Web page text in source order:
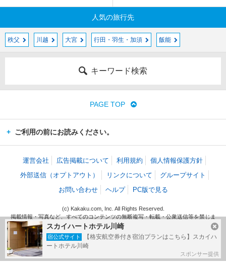
スカイハートホテル川崎
宿公式サイト
【格安航空券付き宿泊プランはこちら】スカイハ
ートホテル川崎
スポンサー提供
人気の旅行先
秩父 川越 大宮 行田・羽生・加須 飯能
キーワード検索
PAGE TOP
ご利用の前にお読みください。
運営会社 広告掲載について 利用規約
個人情報保護方針
外部送信（オプトアウト）
リンクについて
グループサイト
お問い合わせ
ヘルプ PC版で見る
(c) Kakaku.com, Inc. All Rights Reserved.
掲載情報・写真など、すべてのコンテンツの無断複写・転載・公衆送信等を禁じま
す。